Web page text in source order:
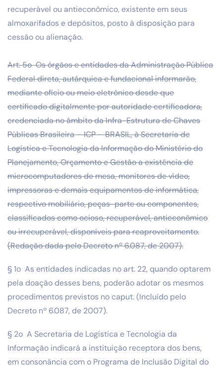
recuperável ou antieconômico, existente em seus
almoxarifados e depósitos, posto à disposição para
cessão ou alienação.
Art. 5o Os órgãos e entidades da Administração Pública
Federal direta, autárquica e fundacional informarão,
mediante ofício ou meio eletrônico desde que
certificado digitalmente por autoridade certificadora,
credenciada no âmbito da Infra-Estrutura de Chaves
Públicas Brasileira – ICP – BRASIL, à Secretaria de
Logística e Tecnologia da Informação do Ministério do
Planejamento, Orçamento e Gestão a existência de
microcomputadores de mesa, monitores de vídeo,
impressoras e demais equipamentos de informática,
respectivo mobiliário, peças-parte ou componentes,
classificados como ocioso, recuperável, antieconômico
ou irrecuperável, disponíveis para reaproveitamento.
(Redação dada pelo Decreto nº 6.087, de 2007).
§ 1o As entidades indicadas no art. 22, quando optarem
pela doação desses bens, poderão adotar os mesmos
procedimentos previstos no caput. (Incluído pelo
Decreto nº 6.087, de 2007).
§ 2o A Secretaria de Logística e Tecnologia da
Informação indicará a instituição receptora dos bens,
em consonância com o Programa de Inclusão Digital do